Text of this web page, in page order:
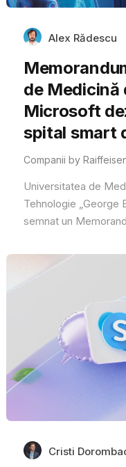
Alex Rădescu
de Medicină
Microsoft
spital smart
Companii by
Universitatea de
Tehnologie „George
semnat un
Cristi